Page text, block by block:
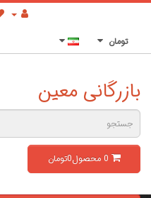
تومان
بازرگانی معین
0 محصول0تومان